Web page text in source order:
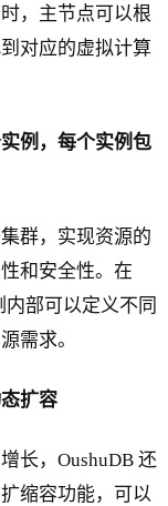
，主节点可以根
对应的虚拟计算
例，每个实例包
群，实现资源的
和安全性。在
部可以定义不同
需求。
扩容
长，OushuDB 还
缩容功能，可以